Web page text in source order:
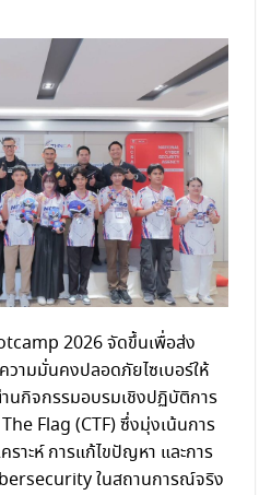
2026 จัดขึ้นเพื่อส่ง
วามมั่นคงปลอดภัยไซเบอร์ให้
นกิจกรรมอบรมเชิงปฏิบัติการ
Flag (CTF) ซึ่งมุ่งเน้นการ
าะห์ การแก้ไขปัญหา และการ
ในสถานการณ์จริง